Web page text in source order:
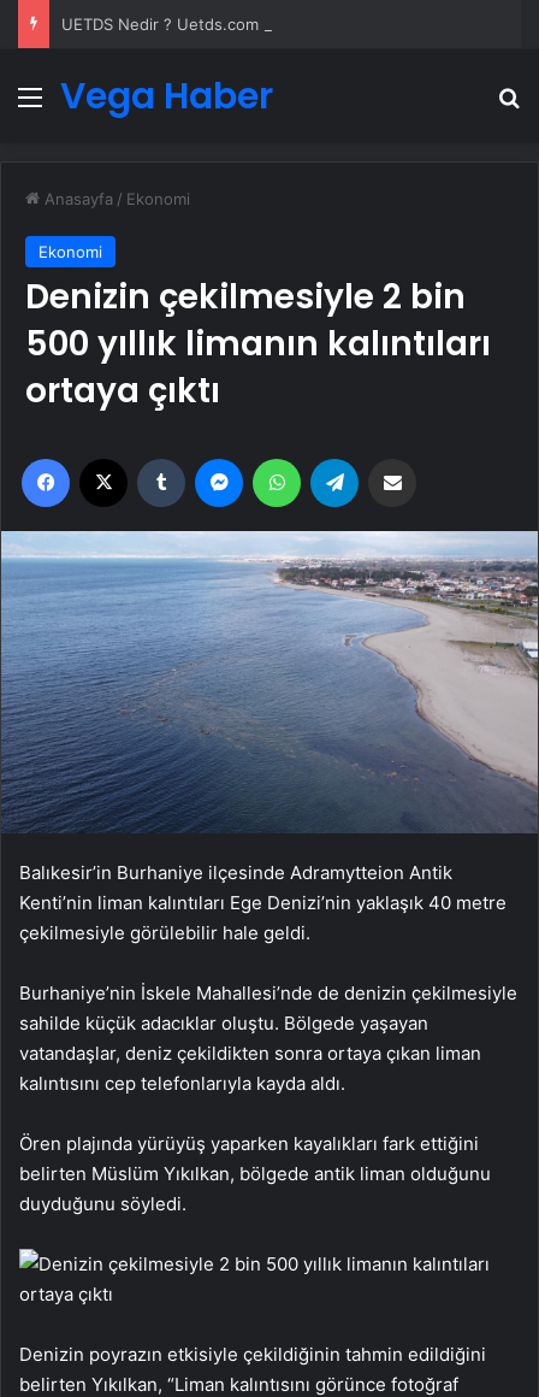
Menü
Vega Haber
Anasayfa / Ekonomi
Ekonomi
Denizin çekilmesiyle 2 bin
500 yıllık limanın kalıntıları
ortaya çıktı
Facebook Tumblr MessengerWhatsApp
Balıkesir’in Burhaniye ilçesinde Adramytteion Antik
Kenti’nin liman kalıntıları Ege Denizi’nin yaklaşık 40 metre
çekilmesiyle görülebilir hale geldi.
Burhaniye’nin İskele Mahallesi’nde de denizin çekilmesiyle
sahilde küçük adacıklar oluştu. Bölgede yaşayan
vatandaşlar, deniz çekildikten sonra ortaya çıkan liman
kalıntısını cep telefonlarıyla kayda aldı.
Ören plajında yürüyüş yaparken kayalıkları fark ettiğini
belirten Müslüm Yıkılkan, bölgede antik liman olduğunu
duyduğunu söyledi.
Denizin poyrazın etkisiyle çekildiğinin tahmin edildiğini
belirten Yıkılkan, “Liman kalıntısını görünce fotoğraf